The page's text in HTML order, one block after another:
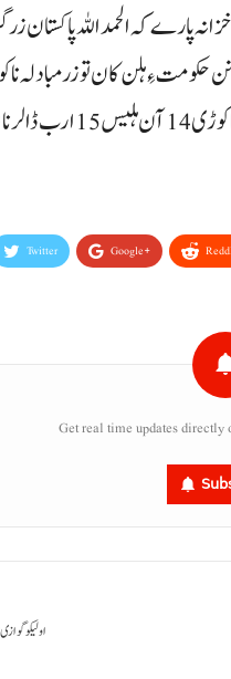
پارے کہ الحمداللہ پاکستان
اٹ ئسر۔
Twitter Google+
Get real time updates directly
اولیکو